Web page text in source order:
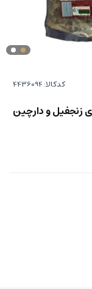
کدکالا:
زنجفیل و دارچین